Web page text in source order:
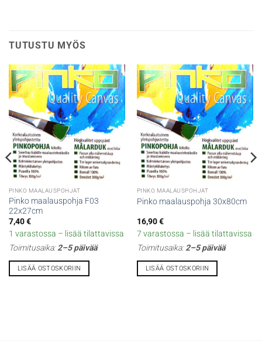
TUTUSTU MYÖS
PINKO MAALAUSPOHJAT
Pinko maalauspohja F03
22x27cm
7,40€
1 varastossa – lisää tilattavissa
Toimitusaika:2–5 päivää
LISÄÄ OSTOSKORIIN
PINKO MAALAUSPOHJAT
Pinko maalauspohja 30x80cm
16,90€
7 varastossa – lisää tilattavissa
Toimitusaika:2–5 päivää
LISÄÄ OSTOSKORIIN